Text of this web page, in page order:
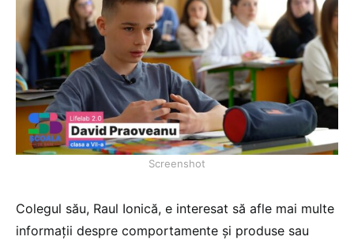
Screenshot
Colegul său, Raul Ionică, e interesat să afle mai multe
informații despre comportamente și produse sau